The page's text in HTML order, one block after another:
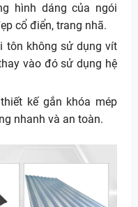
hình dáng của ngói
cổ điển, trang nhã.
tôn không sử dụng vít
vào đó sử dụng hệ
kế gắn khóa mép
nhanh và an toàn.